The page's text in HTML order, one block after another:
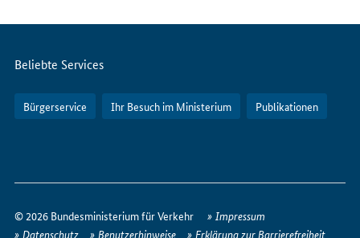
Servicemenü
Beliebte Services
Bürgerservice Ihr Besuch im Ministerium Publikationen
erreichen
Sie
© 2026 Bundesministerium für Verkehr
Impressum
Datenschutz
Benutzerhinweise Erklärung zur Barrierefreiheit